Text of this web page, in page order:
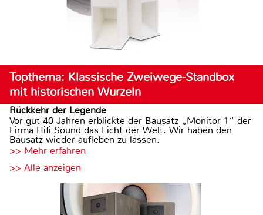
Topthema: Klassische Zweiwege-Standbox
mit historischen Wurzeln
Rückkehr der Legende
Vor gut 40 Jahren erblickte der Bausatz „Monitor 1“ der
Firma Hifi Sound das Licht der Welt. Wir haben den
Bausatz wieder aufleben zu lassen.
>> Mehr erfahren
>> Alle anzeigen